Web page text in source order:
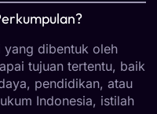
yang dibentuk oleh
tujuan tertentu, baik
pendidikan, atau
Indonesia, istilah